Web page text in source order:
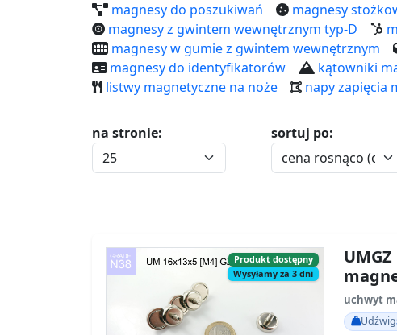
magnesy do poszukiwań magnesy
magnesy z gwintem wewnętrznym typ-D
magnesy w gumie z gwintem wewnętrznym
magnesy do identyfikatorów
kątowniki
listwy magnetyczne na noże
napy zapięcia
na stronie: sortuj po:
Produkt dostępny
Wysyłamy za 3 dni
uchwyt
Udźwig